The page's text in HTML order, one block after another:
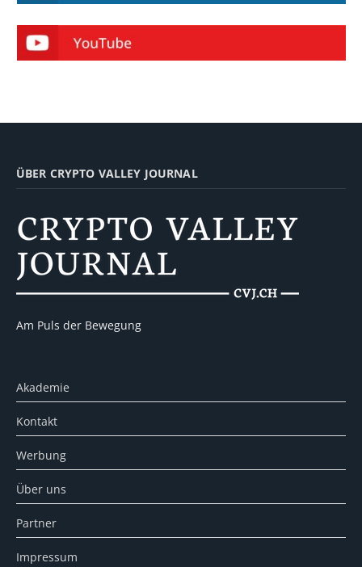
ÜBER CRYPTO VALLEY JOURNAL
Am Puls der Bewegung
Akademie
Kontakt
Werbung
Über uns
Partner
Impressum